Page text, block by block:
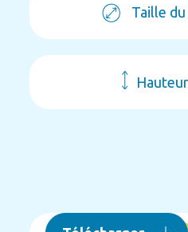
Taille
Hauteur